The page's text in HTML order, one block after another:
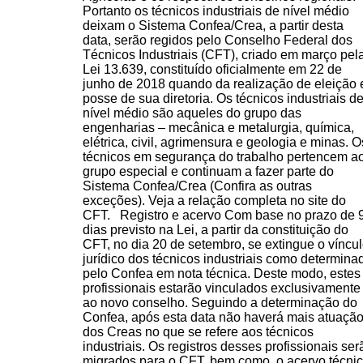
Portanto os técnicos industriais de nível médio
deixam o Sistema Confea/Crea, a partir desta
data, serão regidos pelo Conselho Federal dos
Técnicos Industriais (CFT), criado em março
Lei 13.639, constituído oficialmente em 22 de
junho de 2018 quando da realização de eleição
posse de sua diretoria. Os técnicos industriais de
nível médio são aqueles do grupo das
engenharias – mecânica e metalurgia, química,
elétrica, civil, agrimensura e geologia e minas.
técnicos em segurança do trabalho pertencem
grupo especial e continuam a fazer parte do
Sistema Confea/Crea (Confira as outras
exceções). Veja a relação completa no site do
CFT. Registro e acervo Com base no prazo de
dias previsto na Lei, a partir da constituição do
CFT, no dia 20 de setembro, se extingue o
jurídico dos técnicos industriais como
pelo Confea em nota técnica. Deste modo, estes
profissionais estarão vinculados exclusivamente
ao novo conselho. Seguindo a determinação do
Confea, após esta data não haverá mais atuação
dos Creas no que se refere aos técnicos
industriais. Os registros desses profissionais